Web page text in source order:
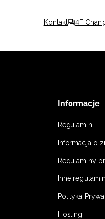
Kontakt 4F
Informacje
Regulamin
Informacja o
Regulaminy
Inne
Polityka
Hosting